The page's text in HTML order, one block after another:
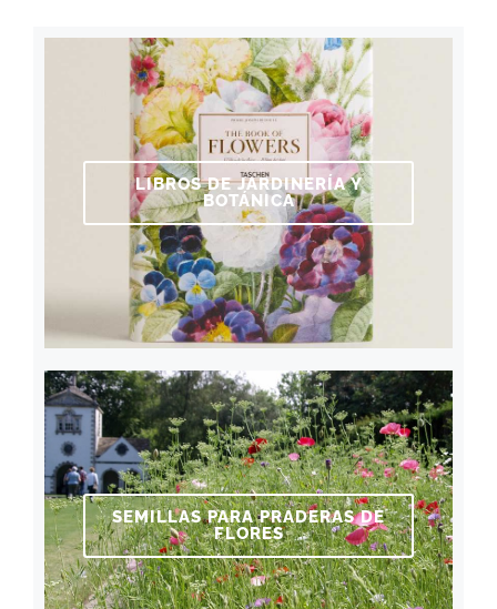
LIBROS DE JARDINERÍA Y
BOTÁNICA
SEMILLAS PARA PRADERAS DE
FLORES